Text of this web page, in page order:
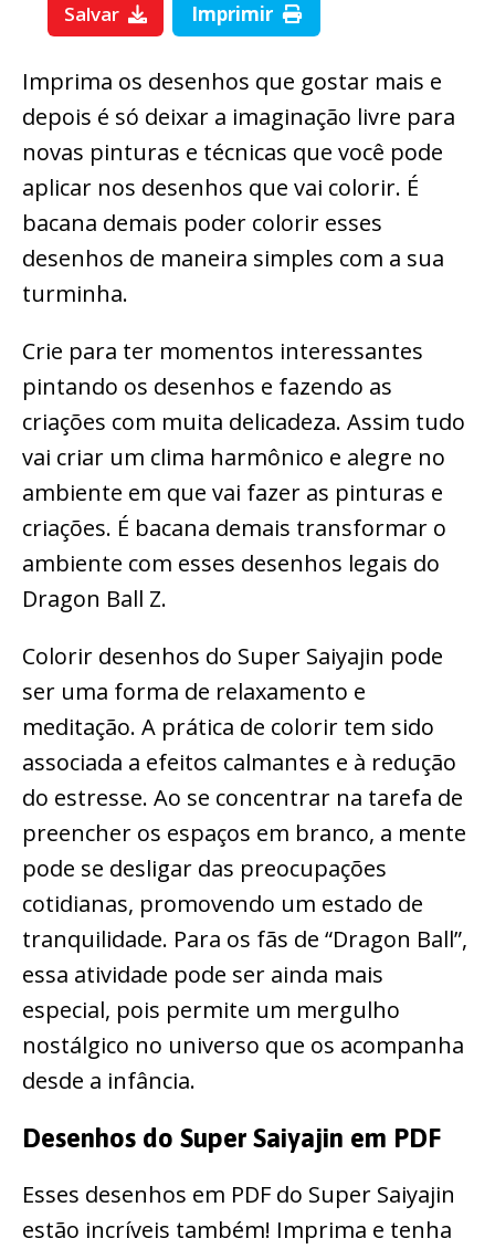
Salvar Imprimir
Imprima os desenhos que gostar mais e
depois é só deixar a imaginação livre para
novas pinturas e técnicas que você pode
aplicar nos desenhos que vai colorir. É
bacana demais poder colorir esses
desenhos de maneira simples com a sua
turminha.
Crie para ter momentos interessantes
pintando os desenhos e fazendo as
criações com muita delicadeza. Assim tudo
vai criar um clima harmônico e alegre no
ambiente em que vai fazer as pinturas e
criações. É bacana demais transformar o
ambiente com esses desenhos legais do
Dragon Ball Z.
Colorir desenhos do Super Saiyajin pode
ser uma forma de relaxamento e
meditação. A prática de colorir tem sido
associada a efeitos calmantes e à redução
do estresse. Ao se concentrar na tarefa de
preencher os espaços em branco, a mente
pode se desligar das preocupações
cotidianas, promovendo um estado de
tranquilidade. Para os fãs de “Dragon Ball”,
essa atividade pode ser ainda mais
especial, pois permite um mergulho
nostálgico no universo que os acompanha
desde a infância.
Desenhos do Super Saiyajin em PDF
Esses desenhos em PDF do Super Saiyajin
estão incríveis também! Imprima e tenha